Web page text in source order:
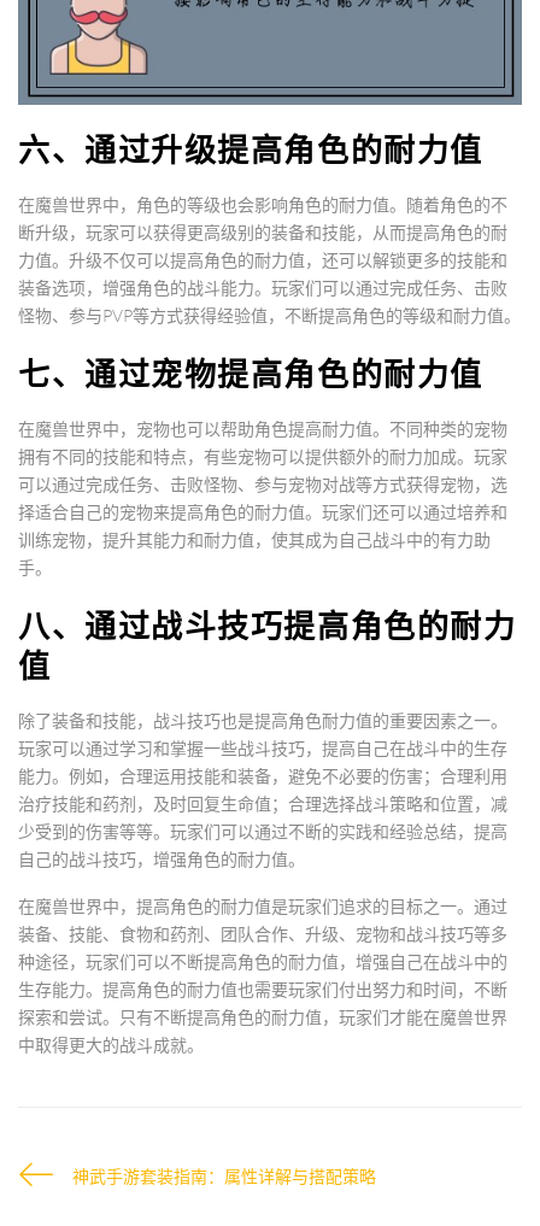
六、通过升级提高角色的耐力值
在魔兽世界中，角色的等级也会影响角色的耐力值。随着角色的不
断升级，玩家可以获得更高级别的装备和技能，从而提高角色的耐
力值。升级不仅可以提高角色的耐力值，还可以解锁更多的技能和
装备选项，增强角色的战斗能力。玩家们可以通过完成任务、击败
怪物、参与PVP等方式获得经验值，不断提高角色的等级和耐力值。
七、通过宠物提高角色的耐力值
在魔兽世界中，宠物也可以帮助角色提高耐力值。不同种类的宠物
拥有不同的技能和特点，有些宠物可以提供额外的耐力加成。玩家
可以通过完成任务、击败怪物、参与宠物对战等方式获得宠物，选
择适合自己的宠物来提高角色的耐力值。玩家们还可以通过培养和
训练宠物，提升其能力和耐力值，使其成为自己战斗中的有力助
手。
八、通过战斗技巧提高角色的耐力
值
除了装备和技能，战斗技巧也是提高角色耐力值的重要因素之一。
玩家可以通过学习和掌握一些战斗技巧，提高自己在战斗中的生存
能力。例如，合理运用技能和装备，避免不必要的伤害；合理利用
治疗技能和药剂，及时回复生命值；合理选择战斗策略和位置，减
少受到的伤害等等。玩家们可以通过不断的实践和经验总结，提高
自己的战斗技巧，增强角色的耐力值。
在魔兽世界中，提高角色的耐力值是玩家们追求的目标之一。通过
装备、技能、食物和药剂、团队合作、升级、宠物和战斗技巧等多
种途径，玩家们可以不断提高角色的耐力值，增强自己在战斗中的
生存能力。提高角色的耐力值也需要玩家们付出努力和时间，不断
探索和尝试。只有不断提高角色的耐力值，玩家们才能在魔兽世界
中取得更大的战斗成就。
神武手游套装指南：属性详解与搭配策略